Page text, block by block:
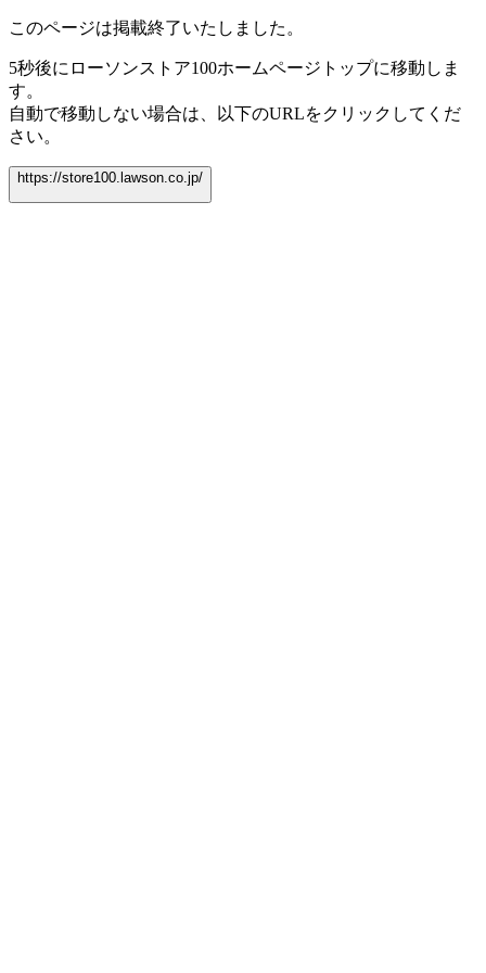
このページは掲載終了いたしました。
5秒後にローソンストア100ホームページトップに移動しま
す。
自動で移動しない場合は、以下のURLをクリックしてくだ
さい。
https://store100.lawson.co.jp/